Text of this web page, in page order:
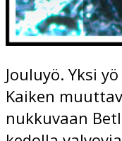
Jouluyö. Yksi
Kaiken
nukkuvaan